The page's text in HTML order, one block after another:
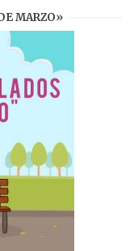
MARZO»